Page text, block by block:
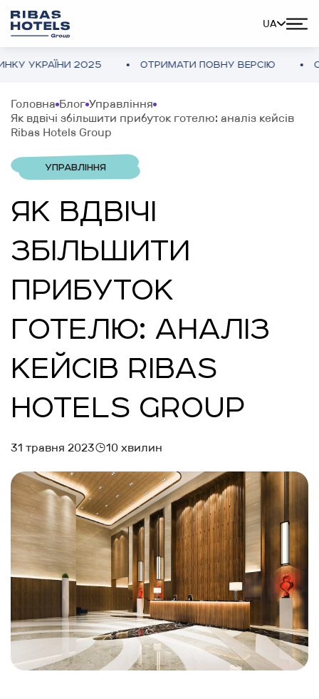
UA
2025 ОТРИМАТИ ПОВНУ ВЕРСІЮ ОГЛЯД
Головна Блог Управління
Як вдвічі збільшити прибуток готелю: аналіз кейсів
Ribas Hotels Group
УПРАВЛІННЯ
ЯК ВДВІЧІ
ЗБІЛЬШИТИ
ПРИБУТОК
ГОТЕЛЮ: АНАЛІЗ
КЕЙСІВ RIBAS
HOTELS GROUP
31 травня 2023 10 хвилин